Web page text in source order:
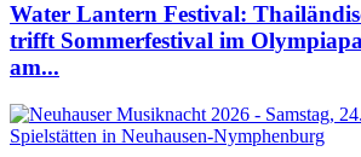
Water Lantern Festival:
trifft Sommerfestival im
am...